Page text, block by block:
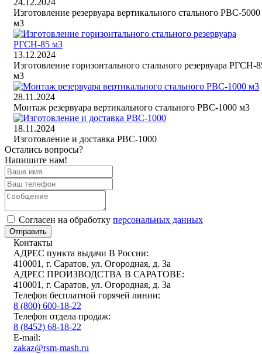
24.12.2024
Изготовление резервуара вертикального стального РВС-5000
м3
13.12.2024
Изготовление горизонтального стального резервуара РГСН-
м3
28.11.2024
Монтаж резервуара вертикального стального РВС-1000 м3
18.11.2024
Изготовление и доставка РВС-1000
Остались вопросы?
Напишите нам!
Cогласен на обработку персональных данных
Отправить
Контакты
АДРЕС пункта выдачи В России:
410001, г. Саратов, ул. Огородная, д. 3а
АДРЕС ПРОИЗВОДСТВА В САРАТОВЕ:
410001, г. Саратов, ул. Огородная, д. 3а
Телефон бесплатной горячей линии:
8 (800) 600-18-22
Телефон отдела продаж:
8 (8452) 68-18-22
E-mail:
zakaz@rsm-mash.ru